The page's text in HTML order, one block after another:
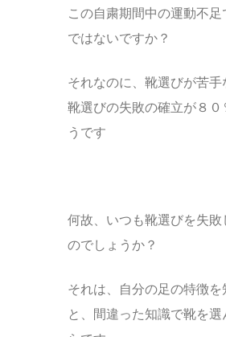
この自粛期間中の運動不
ではないですか？
それなのに、靴選びが苦手
靴選びの失敗の確立が８０
うです
何故、いつも靴選びを失敗
のでしょうか？
それは、自分の足の特徴
と、間違った知識で靴を